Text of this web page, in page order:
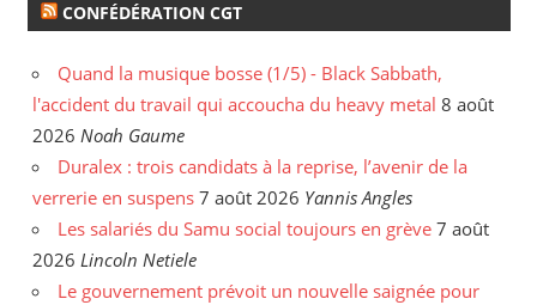
CONFÉDÉRATION CGT
Quand la musique bosse (1/5) - Black Sabbath,
l'accident du travail qui accoucha du heavy metal 8 août
2026 Noah Gaume
Duralex : trois candidats à la reprise, l’avenir de la
verrerie en suspens 7 août 2026 Yannis Angles
Les salariés du Samu social toujours en grève 7 août
2026 Lincoln Netiele
Le gouvernement prévoit un nouvelle saignée pour